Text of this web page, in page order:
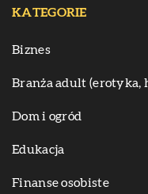
KATEGORIE
Biznes
Branża adult (erotyka,
Dom i ogród
Edukacja
Finanse osobiste